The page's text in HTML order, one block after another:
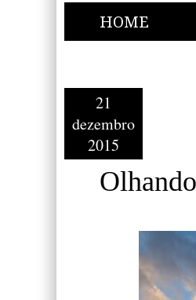
HOME
21
dezembro
2015